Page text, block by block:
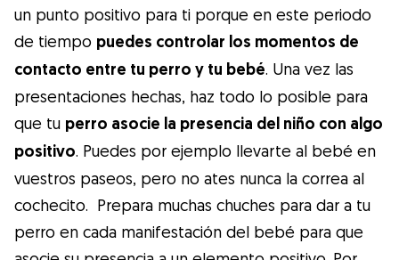
un punto positivo para ti porque en este periodo
de tiempo puedes controlar los momentos de
contacto entre tu perro y tu bebé. Una vez las
presentaciones hechas, haz todo lo posible para
que tu perro asocie la presencia del niño con algo
positivo. Puedes por ejemplo llevarte al bebé en
vuestros paseos, pero no ates nunca la correa al
cochecito. Prepara muchas chuches para dar a tu
perro en cada manifestación del bebé para que